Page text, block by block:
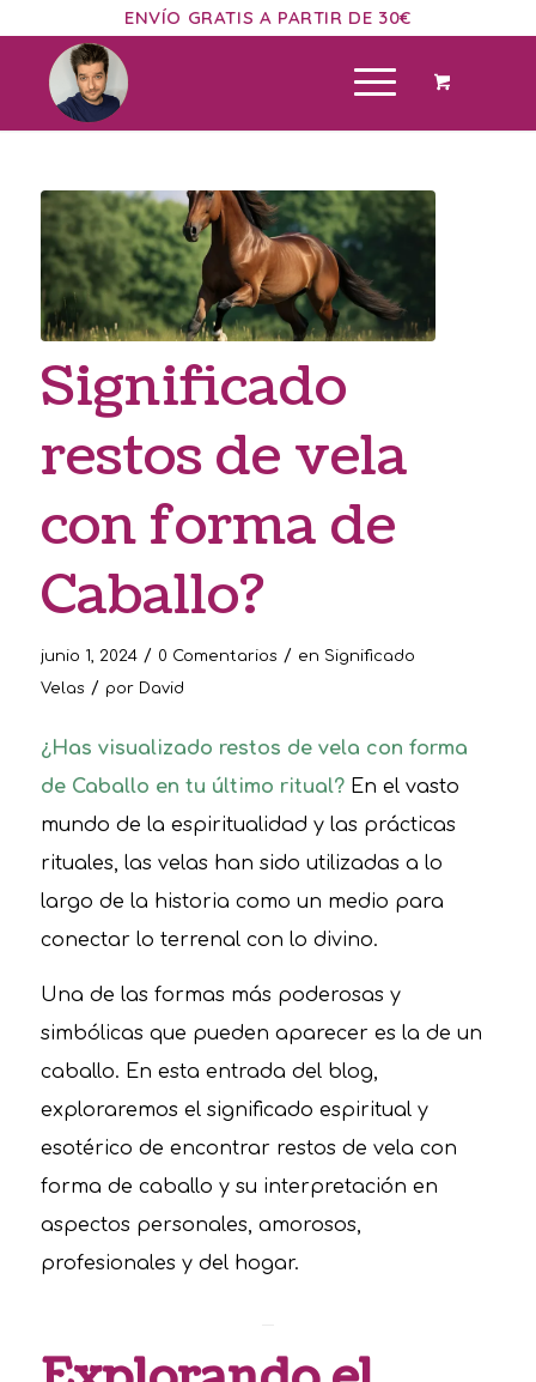
ENVÍO GRATIS A PARTIR DE 30€
Significado
restos de vela
con forma de
Caballo?
junio 1, 2024 / 0 Comentarios / en Significado
Velas / por David
¿Has visualizado restos de vela con forma
de Caballo en tu último ritual?En el vasto
mundo de la espiritualidad y las prácticas
rituales, las velas han sido utilizadas a lo
largo de la historia como un medio para
conectar lo terrenal con lo divino.
Una de las formas más poderosas y
simbólicas que pueden aparecer es la de un
caballo. En esta entrada del blog,
exploraremos el significado espiritual y
esotérico de encontrar restos de vela con
forma de caballo y su interpretación en
aspectos personales, amorosos,
profesionales y del hogar.